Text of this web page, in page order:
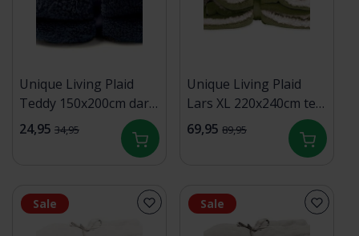
Unique Living Plaid
Teddy 150x200cm dark
blue
24,95 34,95
Unique Living Plaid
Lars XL 220x240cm tea
green
69,95 89,95
Sale Sale